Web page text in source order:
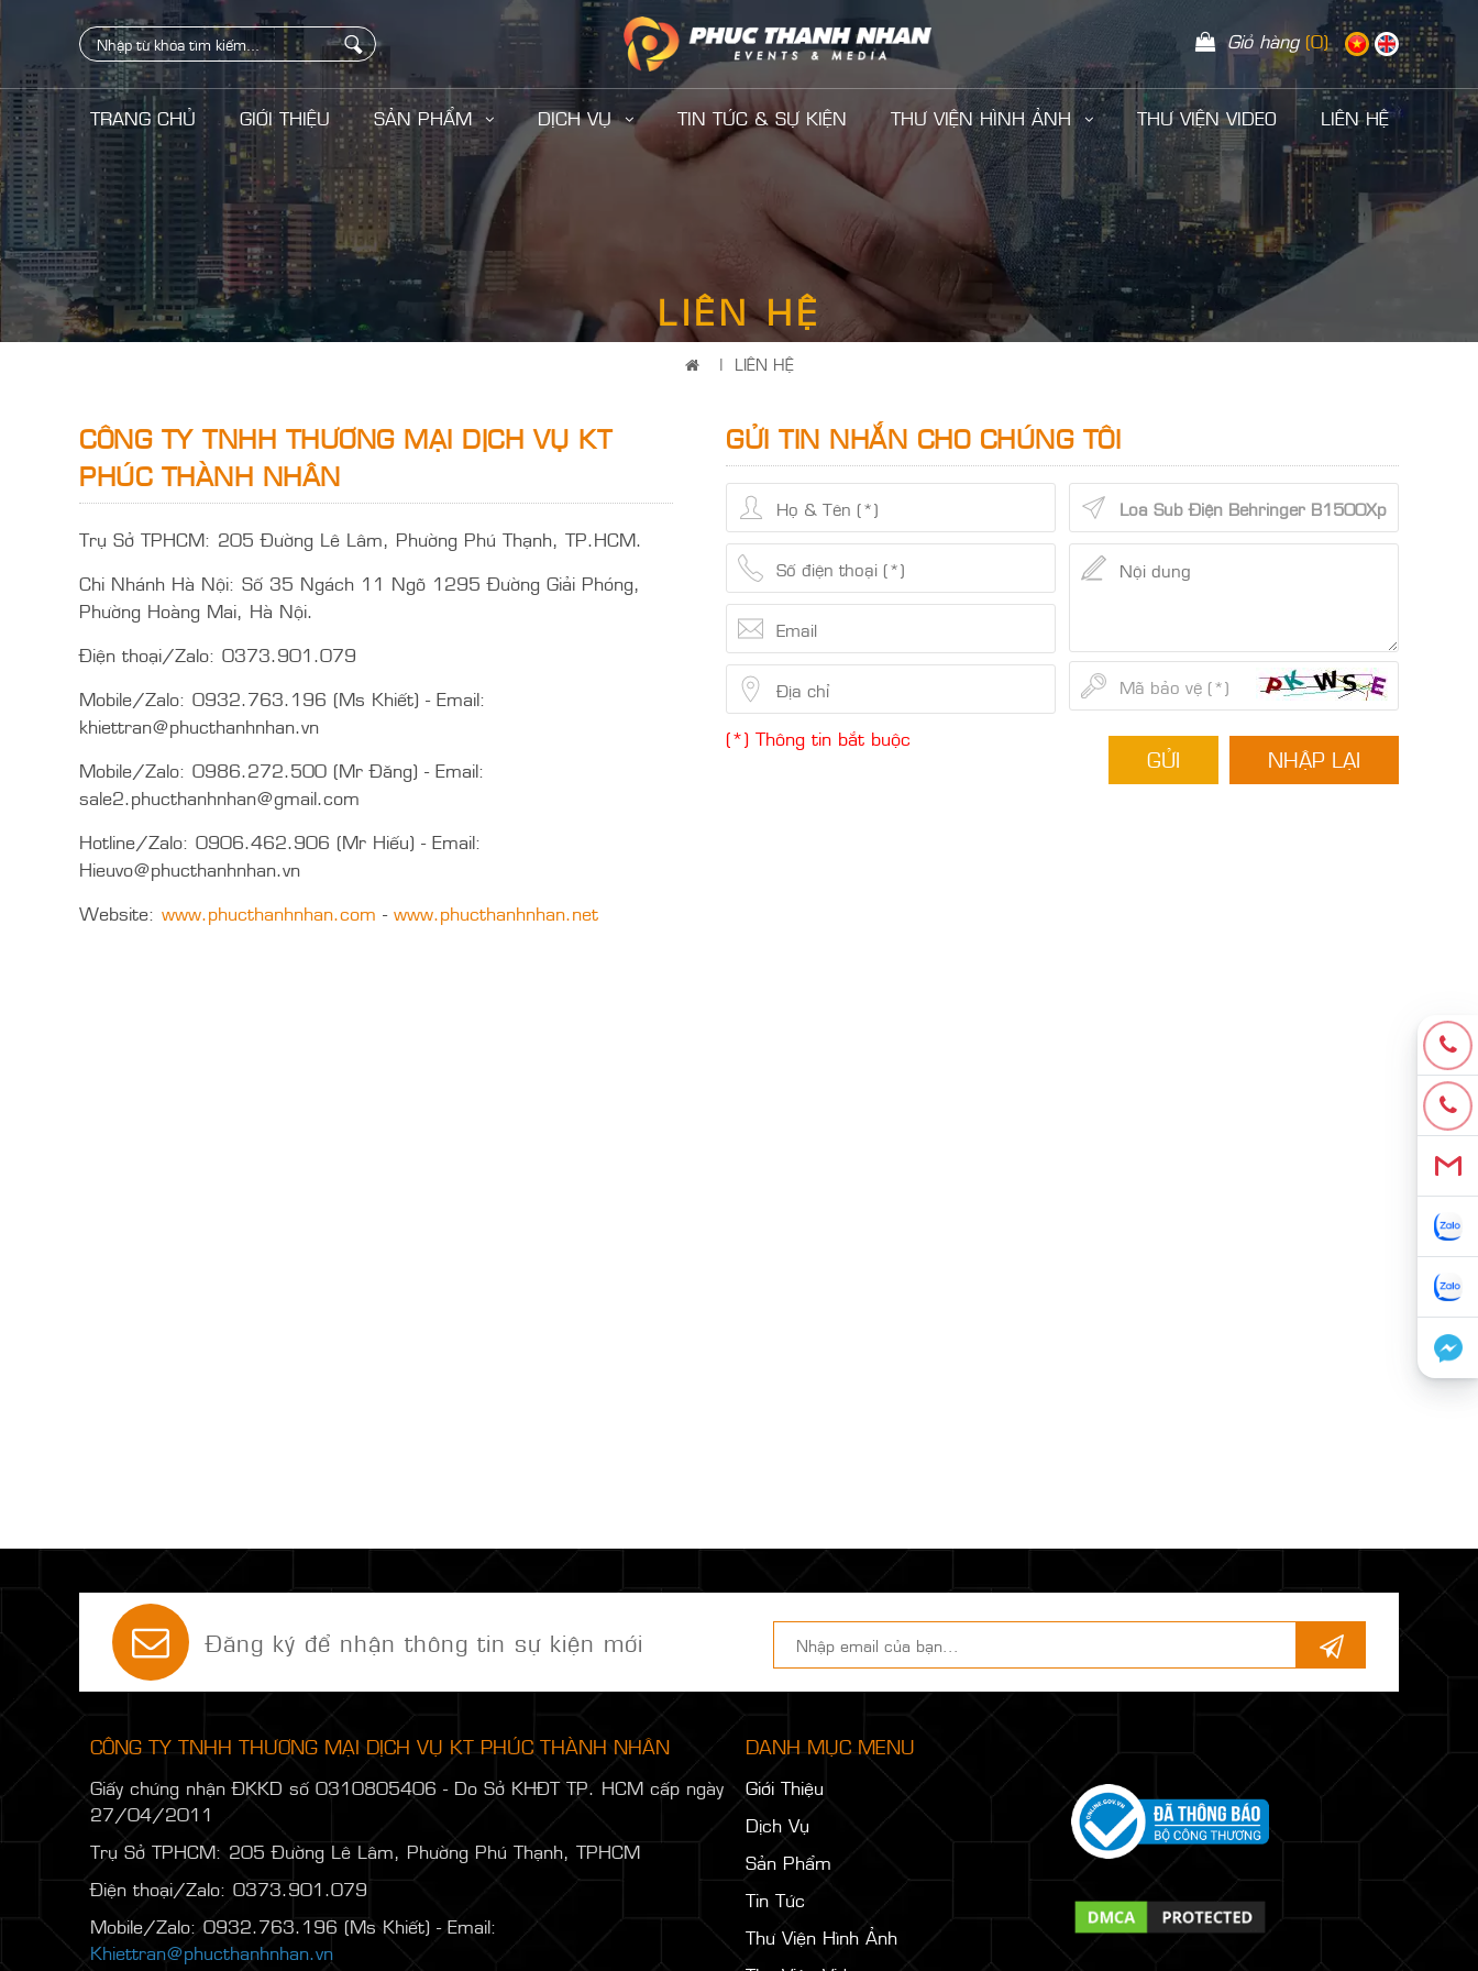
Giỏ hàng (0)
TRANG CHỦ GIỚI THIỆU SẢN PHẨM DỊCH VỤ TIN TỨC & SỰ KIỆN THƯ VIỆN HÌNH ẢNH THƯ VIỆN VIDEO LIÊN HỆ
LIÊN HỆ
| LIÊN HỆ
CÔNG TY TNHH THƯƠNG MẠI DỊCH VỤ KT
PHÚC THÀNH NHÂN
Trụ Sở TPHCM: 205 Đường Lê Lâm, Phường Phú Thạnh, TP.HCM.
Chi Nhánh Hà Nội: Số 35 Ngách 11 Ngõ 1295 Đường Giải Phóng,
Phường Hoàng Mai, Hà Nội.
Điện thoại/Zalo: 0373.901.079
Mobile/Zalo: 0932.763.196 (Ms Khiết) - Email:
khiettran@phucthanhnhan.vn
Mobile/Zalo: 0986.272.500 (Mr Đăng) - Email:
sale2.phucthanhnhan@gmail.com
Hotline/Zalo: 0906.462.906 (Mr Hiếu) - Email:
Hieuvo@phucthanhnhan.vn
Website: www.phucthanhnhan.com - www.phucthanhnhan.net
GỬI TIN NHẮN CHO CHÚNG TÔI
(*) Thông tin bắt buộc
NHẬP LẠI
GỬI
Đăng ký để nhận thông tin sự kiện mới
CÔNG TY TNHH THƯƠNG MẠI DỊCH VỤ KT PHÚC THÀNH NHÂN
Giấy chứng nhận ĐKKD số 0310805406 - Do Sở KHĐT TP. HCM cấp ngày
27/04/2011
Trụ Sở TPHCM: 205 Đường Lê Lâm, Phường Phú Thạnh, TPHCM
Điện thoại/Zalo: 0373.901.079
Mobile/Zalo: 0932.763.196 (Ms Khiết) - Email:
Khiettran@phucthanhnhan.vn
DANH MỤC MENU
Giới Thiệu
Dịch Vụ
Sản Phẩm
Tin Tức
Thư Viện Hình Ảnh